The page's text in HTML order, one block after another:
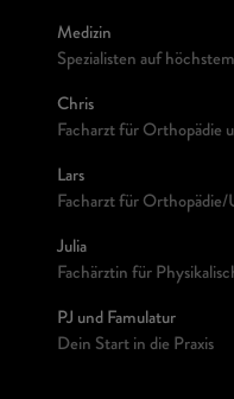
Medizin
Spezialisten auf
Chris
Facharzt für Orthopädie
Lars
Facharzt für
Julia
Fachärztin für
PJ und Famulatur
Dein Start in die Praxis